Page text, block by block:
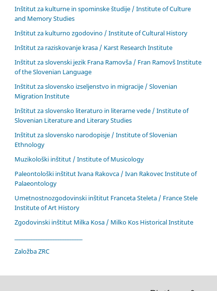
Inštitut za kulturne in spominske študije / Institute of Culture
and Memory Studies
Inštitut za kulturno zgodovino / Institute of Cultural History
Inštitut za raziskovanje krasa / Karst Research Institute
Inštitut za slovenski jezik Frana Ramovša / Fran Ramovš Institute
of the Slovenian Language
Inštitut za slovensko izseljenstvo in migracije / Slovenian
Migration Institute
Inštitut za slovensko literaturo in literarne vede / Institute of
Slovenian Literature and Literary Studies
Inštitut za slovensko narodopisje / Institute of Slovenian
Ethnology
Muzikološki inštitut / Institute of Musicology
Paleontološki inštitut Ivana Rakovca / Ivan Rakovec Institute of
Palaeontology
Umetnostnozgodovinski inštitut Franceta Steleta / France Stele
Institute of Art History
Zgodovinski inštitut Milka Kosa / Milko Kos Historical Institute
Založba ZRC